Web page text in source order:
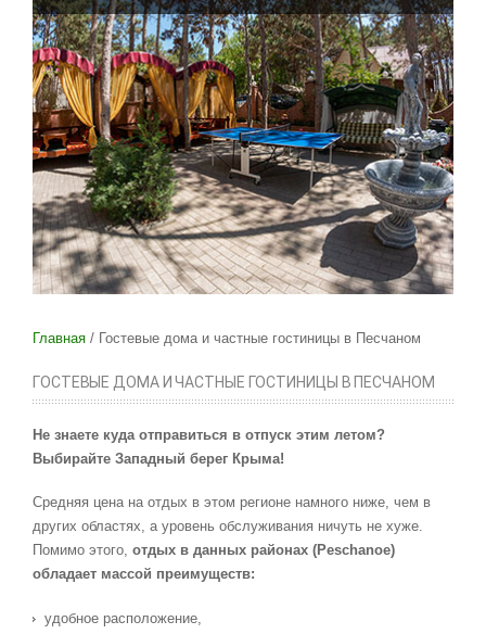
Главная Гостевые дома и частные гостиницы в Песчаном
ГОСТЕВЫЕ ДОМА И ЧАСТНЫЕ ГОСТИНИЦЫ В ПЕСЧАНОМ
Не знаете куда отправиться в отпуск этим летом?
Выбирайте Западный берег Крыма!
Средняя цена на отдых в этом регионе намного ниже, чем в
других областях, а уровень обслуживания ничуть не хуже.
Помимо этого, отдых в данных районах (Peschanoe)
обладает массой преимуществ:
удобное расположение,